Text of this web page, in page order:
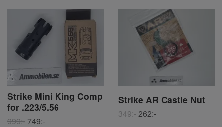
Strike Mini King Comp
for .223/5.56
999:- 749:-
Strike AR Castle Nut
349:-262:-